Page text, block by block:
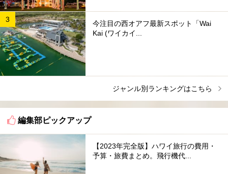
今注目の西オアフ最新スポット「Wai
Kai (ワイカイ...
ジャンル別ランキングはこちら
編集部ピックアップ
【2023年完全版】ハワイ旅行の費用・
予算・旅費まとめ。飛行機代...